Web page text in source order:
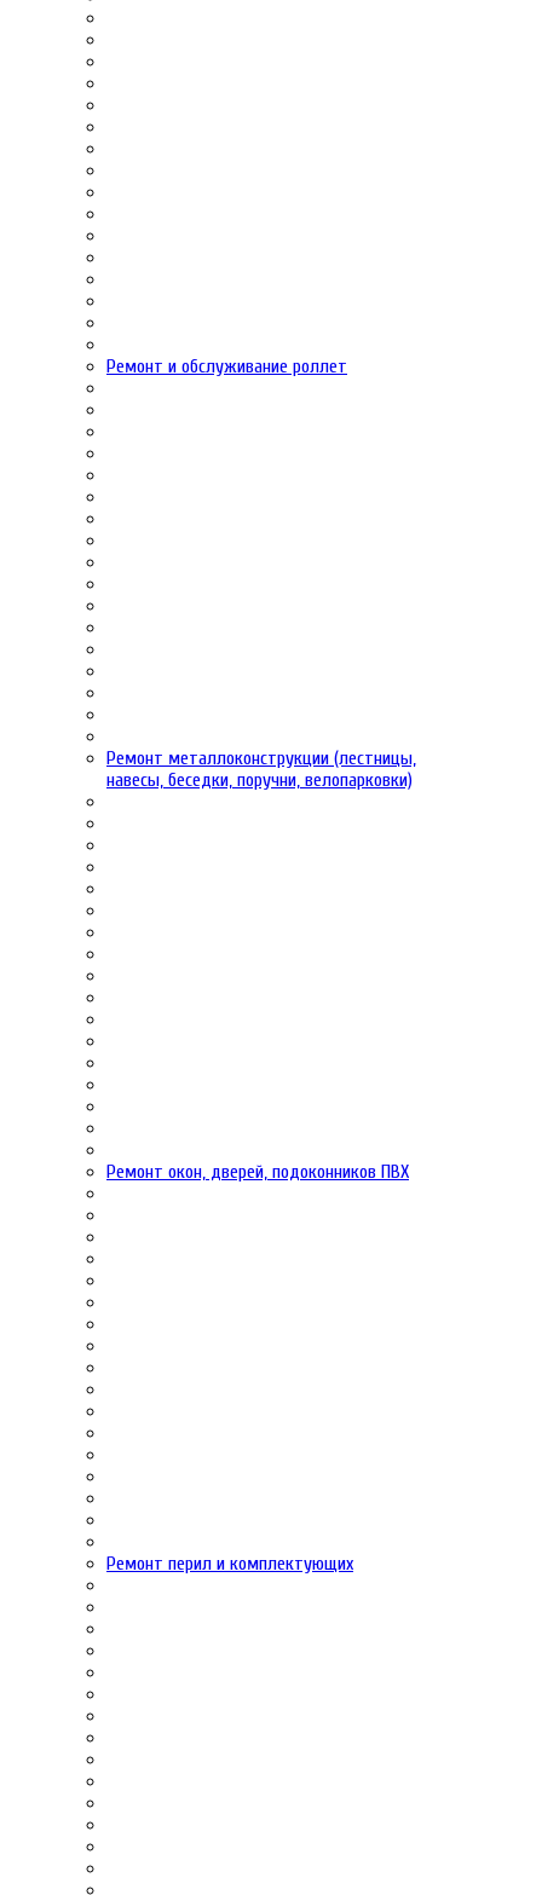
Ремонт и обслуживание роллет
Ремонт металлоконструкции (лестницы,
навесы, беседки, поручни, велопарковки)
Ремонт окон, дверей, подоконников ПВХ
Ремонт перил и комплектующих